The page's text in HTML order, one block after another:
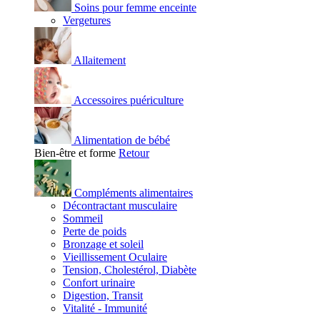
Soins pour femme enceinte
Vergetures
Allaitement
Accessoires puériculture
Alimentation de bébé
Bien-être et forme Retour
Compléments alimentaires
Décontractant musculaire
Sommeil
Perte de poids
Bronzage et soleil
Vieillissement Oculaire
Tension, Cholestérol, Diabète
Confort urinaire
Digestion, Transit
Vitalité - Immunité